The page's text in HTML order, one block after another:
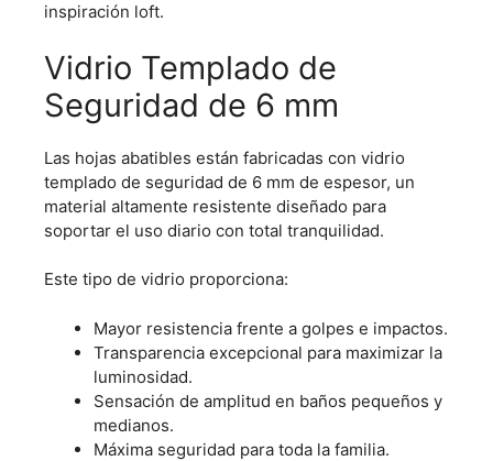
inspiración loft.
Vidrio Templado de
Seguridad de 6 mm
Las hojas abatibles están fabricadas con vidrio
templado de seguridad de 6 mm de espesor, un
material altamente resistente diseñado para
soportar el uso diario con total tranquilidad.
Este tipo de vidrio proporciona:
Mayor resistencia frente a golpes e impactos.
Transparencia excepcional para maximizar la
luminosidad.
Sensación de amplitud en baños pequeños y
medianos.
Máxima seguridad para toda la familia.